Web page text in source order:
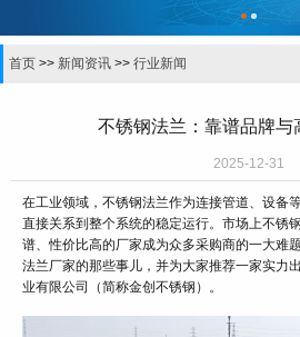
首页 >> 新闻资讯 >> 行业新闻
不锈钢法兰：靠谱品牌与
2025-12-31
在工业领域，不锈钢法兰作为连接管道、设备
直接关系到整个系统的稳定运行。市场上不锈
谱、性价比高的厂家成为众多采购商的一大难
法兰厂家的那些事儿，并为大家推荐一家实
业有限公司（简称金创不锈钢）。